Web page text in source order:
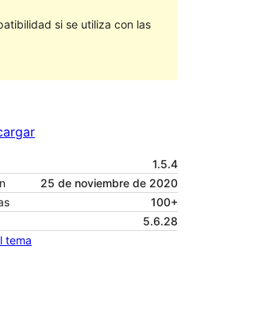
si se utiliza con las
1.5.4
25 de noviembre de 2020
100+
5.6.28
tema